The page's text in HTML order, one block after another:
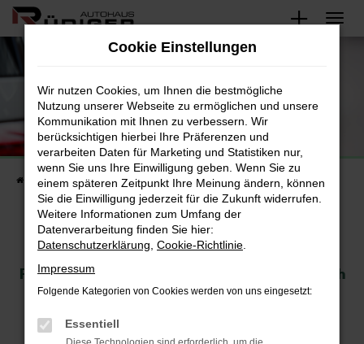
Zum
Hauptinhalt
Startseite Fahrzeuge E-Auto Förderung
E-Auto Förderung 2026
Förderung für Elektrofahrzeuge 2026: Was sich
ändert und wer profitiert
Ab Januar 2026 rückt die Bundesregierung erneut die
Förderung der Elektromobilität in den Fokus ihrer
Cookie Einstellungen
Wir nutzen Cookies, um Ihnen die bestmögliche
Nutzung unserer Webseite zu ermöglichen und unsere
Kommunikation mit Ihnen zu verbessern. Wir
berücksichtigen hierbei Ihre Präferenzen und
verarbeiten Daten für Marketing und Statistiken nur,
wenn Sie uns Ihre Einwilligung geben. Wenn Sie zu
einem späteren Zeitpunkt Ihre Meinung ändern, können
Sie die Einwilligung jederzeit für die Zukunft widerrufen.
Weitere Informationen zum Umfang der
Datenverarbeitung finden Sie hier:
Datenschutzerklärung Cookie-Richtlinie
Impressum
Folgende Kategorien von Cookies werden von uns eingesetzt:
Essentiell